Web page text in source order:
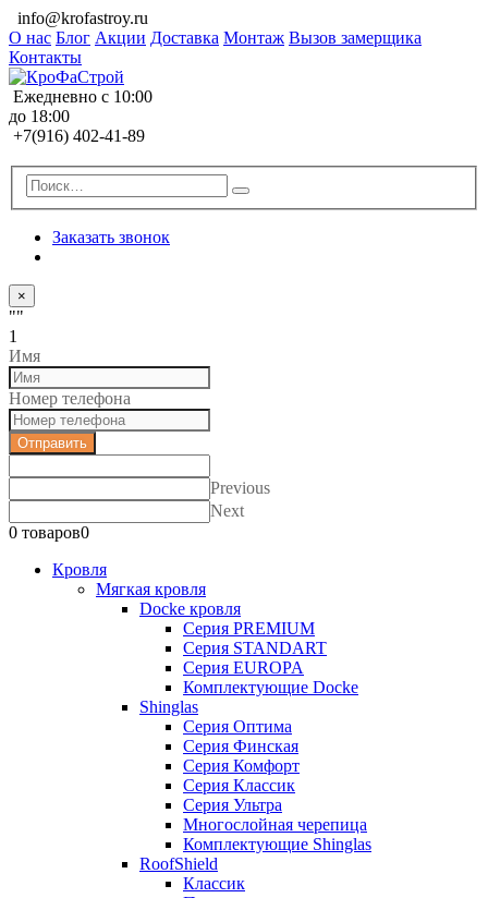
info@krofastroy.ru
О нас Блог Акции Доставка Монтаж Вызов замерщика
Контакты
Ежедневно с 10:00
до 18:00
+7(916) 402-41-89
Заказать звонок
×
""
1
Имя
Номер телефона
Отправить
Previous
Next
0 товаров0
Кровля
Мягкая кровля
Docke кровля
Серия PREMIUM
Серия STANDART
Серия EUROPA
Комплектующие Docke
Shinglas
Серия Оптима
Серия Финская
Серия Комфорт
Серия Классик
Серия Ультра
Многослойная черепица
Комплектующие Shinglas
RoofShield
Классик